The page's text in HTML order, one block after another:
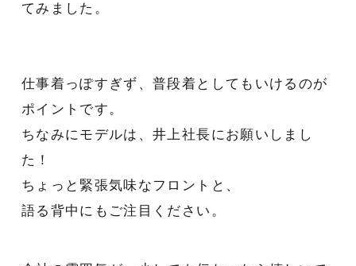
てみました。
仕事着っぽすぎず、普段着としてもいけるのが
ポイントです。
ちなみにモデルは、井上社長にお願いしまし
た！
ちょっと緊張気味なフロントと、
語る背中にもご注目ください。